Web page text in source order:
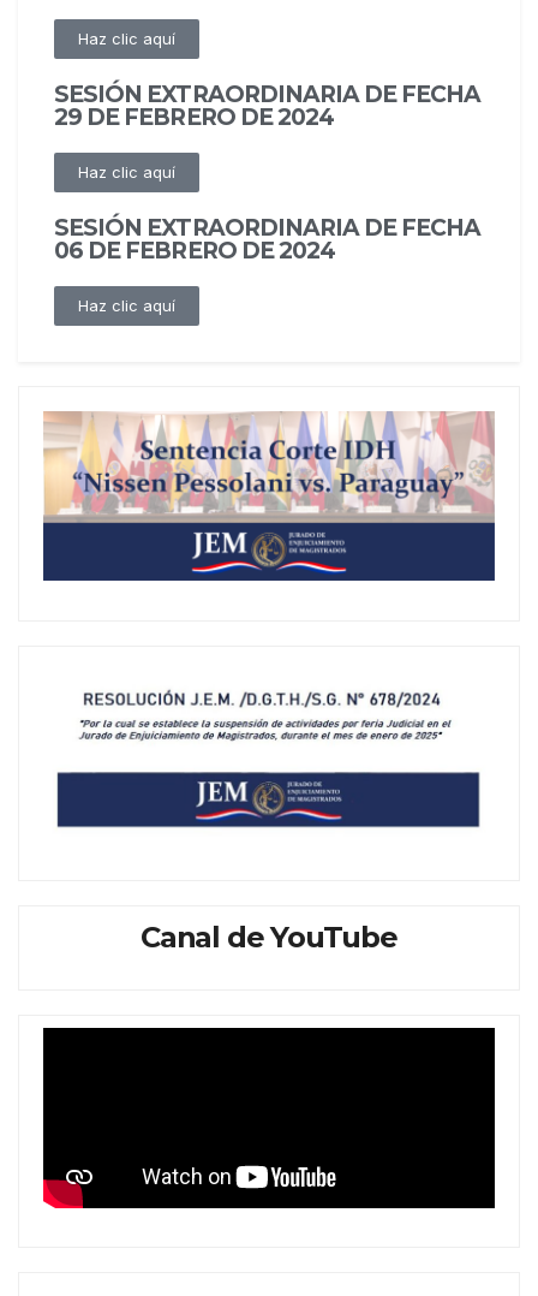
Haz clic aquí
SESIÓN EXTRAORDINARIA DE FECHA
29 DE FEBRERO DE 2024
Haz clic aquí
SESIÓN EXTRAORDINARIA DE FECHA
06 DE FEBRERO DE 2024
Haz clic aquí
Canal de YouTube